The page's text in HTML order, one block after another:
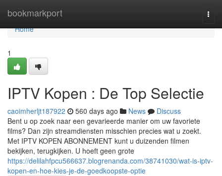
bookmarkport
Home
Home
1
IPTV Kopen : De Top Selectie
caoimherljt187922 560 days ago News
Discuss
Bent u op zoek naar een gevarieerde manier om uw favoriete
films? Dan zijn streamdiensten misschien precies wat u zoekt.
Met IPTV KOPEN ABONNEMENT kunt u duizenden filmen
bekijken, terugkijken. U hoeft geen grote
https://delilahfpcu566637.blogrenanda.com/38741030/wat-is-iptv-
kopen-en-hoe-kies-je-de-goedkoopste-optie